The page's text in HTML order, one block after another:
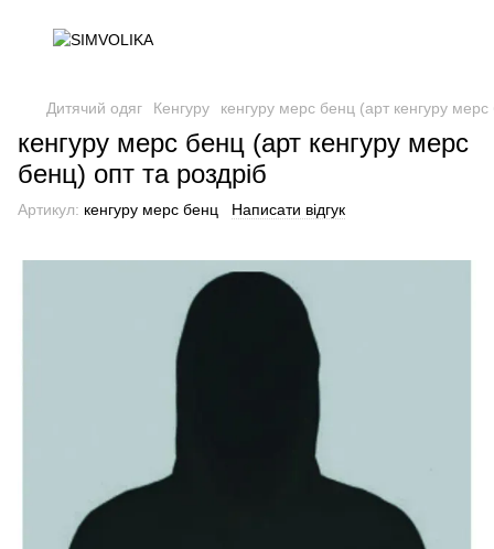
Дитячий одяг Кенгуру кенгуру мерс бенц (арт кенгуру мерс
кенгуру мерс бенц (арт кенгуру мерс
бенц) опт та роздріб
Артикул: кенгуру мерс бенц Написати відгук